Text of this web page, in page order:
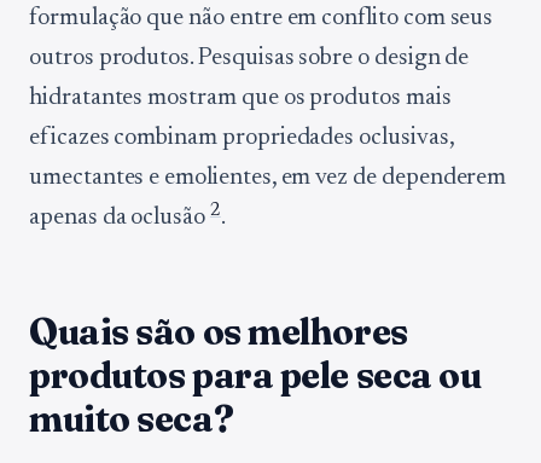
formulação que não entre em conflito com seus
outros produtos. Pesquisas sobre o design de
hidratantes mostram que os produtos mais
eficazes combinam propriedades oclusivas,
umectantes e emolientes, em vez de dependerem
apenas da oclusão 2.
Quais são os melhores
produtos para pele seca ou
muito seca?